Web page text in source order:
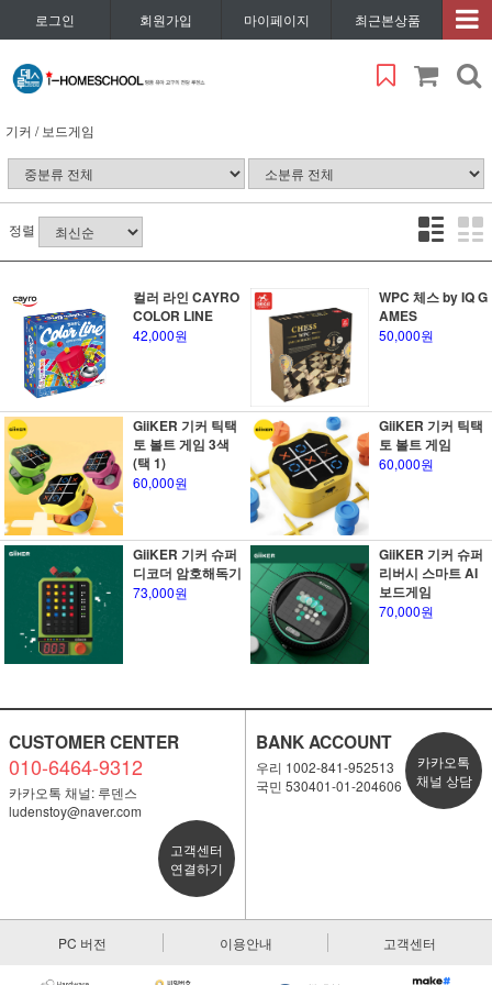
로그인 회원가입 마이페이지 최근본상품
기커 / 보드게임
정렬
컬러 라인 CAYRO
COLOR LINE
42,000원
WPC 체스 by IQ G
AMES
50,000원
GiiKER 기커 틱택
토 볼트 게임 3색
(택 1)
60,000원
GiiKER 기커 틱택
토 볼트 게임
60,000원
GiiKER 기커 슈퍼
디코더 암호해독기
73,000원
GiiKER 기커 슈퍼
리버시 스마트 AI
보드게임
70,000원
CUSTOMER CENTER
010-6464-9312
카카오톡 채널: 루덴스
ludenstoy@naver.com
고객센터
연결하기
BANK ACCOUNT
우리 1002-841-952513
국민 530401-01-204606
카카오톡
채널 상담
PC 버전 이용안내 고객센터